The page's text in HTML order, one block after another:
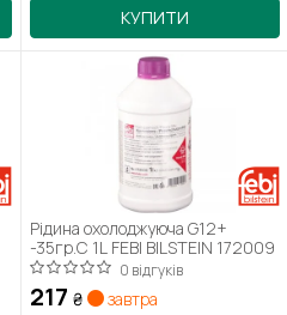
КУПИТИ
Рідина охолоджуюча G12+
-35гр.С 1L FEBI BILSTEIN 172009
0 відгуків
217 ₴ завтра